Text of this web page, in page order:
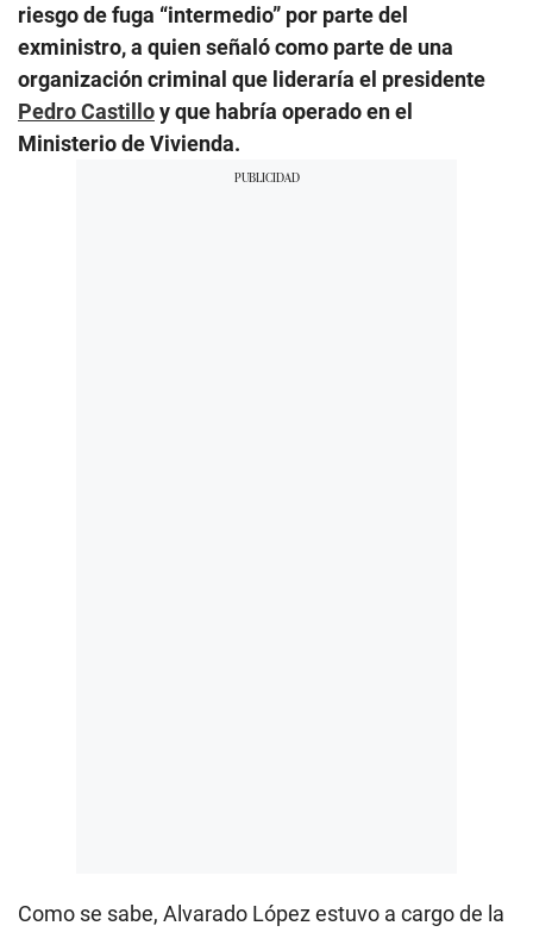
riesgo de fuga “intermedio” por parte del
exministro, a quien señaló como parte de una
organización criminal que lideraría el presidente
Pedro Castilloy que habría operado en el
Ministerio de Vivienda.
Como se sabe, Alvarado López estuvo a cargo de la